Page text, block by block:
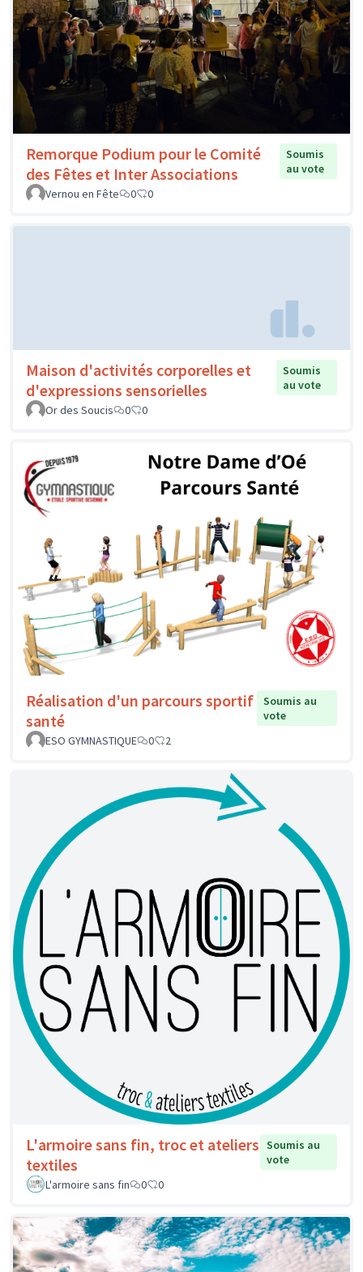
Remorque Podium pour le Comité
des Fêtes et Inter Associations
Soumis
au vote
Vernou en Fête
0 0
Maison d'activités corporelles et
d'expressions sensorielles
Soumis
au vote
Or des Soucis
0 0
Réalisation d'un parcours sportif
santé
Soumis au
vote
ESO GYMNASTIQUE
0 2
L'armoire sans fin, troc et ateliers
textiles
Soumis au
vote
L'armoire sans fin
0 0